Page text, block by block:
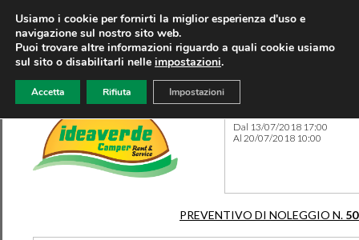
Dal 13/07/2018 17:00
Al 20/07/2018 10:00
PREVENTIVO DI NOLEGGIO N.
Usiamo i cookie per fornirti la miglior esperienza d'uso e
navigazione sul nostro sito web.
Puoi trovare altre informazioni riguardo a quali cookie usiamo
sul sito o disabilitarli nelle impostazioni.
Accetta Rifiuta Impostazioni